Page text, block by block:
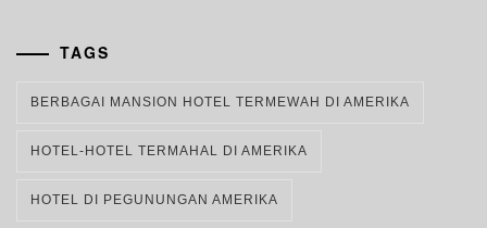
TAGS
BERBAGAI MANSION HOTEL TERMEWAH DI AMERIKA
HOTEL-HOTEL TERMAHAL DI AMERIKA
HOTEL DI PEGUNUNGAN AMERIKA